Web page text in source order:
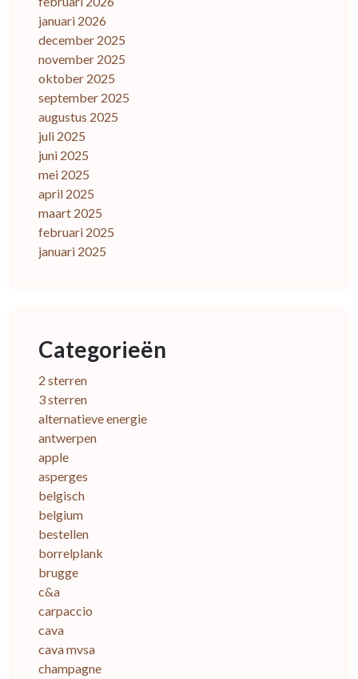
januari 2026
december 2025
november 2025
oktober 2025
september 2025
augustus 2025
juli 2025
juni 2025
mei 2025
april 2025
maart 2025
februari 2025
januari 2025
Categorieën
2 sterren
3 sterren
alternatieve energie
antwerpen
apple
asperges
belgisch
belgium
bestellen
borrelplank
brugge
c&a
carpaccio
cava
cava mvsa
champagne